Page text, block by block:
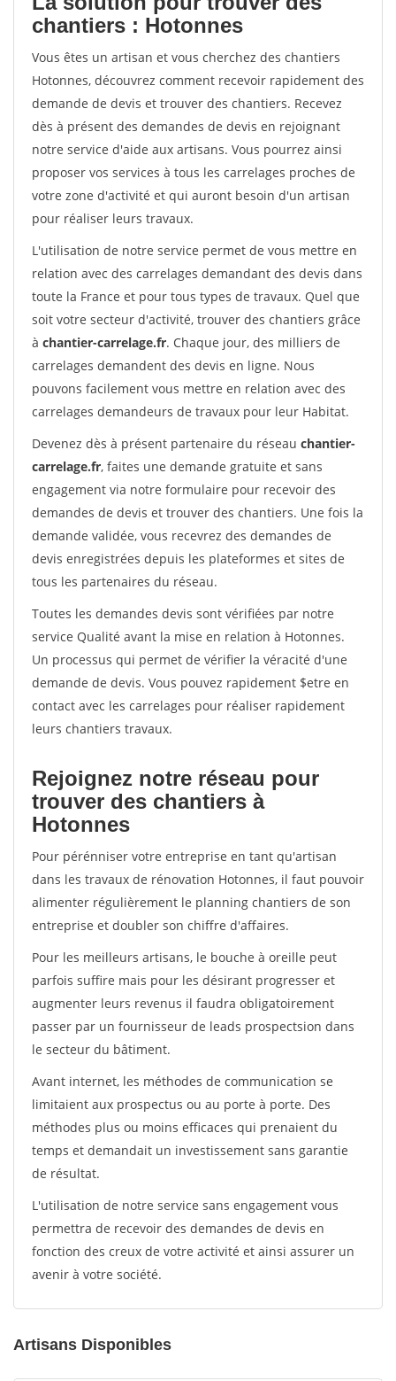
chantiers : Hotonnes
Vous êtes un artisan et vous cherchez des chantiers
Hotonnes, découvrez comment recevoir rapidement des
demande de devis et trouver des chantiers. Recevez
dès à présent des demandes de devis en rejoignant
notre service d'aide aux artisans. Vous pourrez ainsi
proposer vos services à tous les carrelages proches de
votre zone d'activité et qui auront besoin d'un artisan
pour réaliser leurs travaux.
L'utilisation de notre service permet de vous mettre en
relation avec des carrelages demandant des devis dans
toute la France et pour tous types de travaux. Quel que
soit votre secteur d'activité, trouver des chantiers grâce
à chantier-carrelage.fr. Chaque jour, des milliers de
carrelages demandent des devis en ligne. Nous
pouvons facilement vous mettre en relation avec des
carrelages demandeurs de travaux pour leur Habitat.
Devenez dès à présent partenaire du réseau chantier-
carrelage.fr, faites une demande gratuite et sans
engagement via notre formulaire pour recevoir des
demandes de devis et trouver des chantiers. Une fois la
demande validée, vous recevrez des demandes de
devis enregistrées depuis les plateformes et sites de
tous les partenaires du réseau.
Toutes les demandes devis sont vérifiées par notre
service Qualité avant la mise en relation à Hotonnes.
Un processus qui permet de vérifier la véracité d'une
demande de devis. Vous pouvez rapidement $etre en
contact avec les carrelages pour réaliser rapidement
leurs chantiers travaux.
Rejoignez notre réseau pour
trouver des chantiers à
Hotonnes
Pour pérénniser votre entreprise en tant qu'artisan
dans les travaux de rénovation Hotonnes, il faut pouvoir
alimenter régulièrement le planning chantiers de son
entreprise et doubler son chiffre d'affaires.
Pour les meilleurs artisans, le bouche à oreille peut
parfois suffire mais pour les désirant progresser et
augmenter leurs revenus il faudra obligatoirement
passer par un fournisseur de leads prospectsion dans
le secteur du bâtiment.
Avant internet, les méthodes de communication se
limitaient aux prospectus ou au porte à porte. Des
méthodes plus ou moins efficaces qui prenaient du
temps et demandait un investissement sans garantie
de résultat.
L'utilisation de notre service sans engagement vous
permettra de recevoir des demandes de devis en
fonction des creux de votre activité et ainsi assurer un
avenir à votre société.
Artisans Disponibles